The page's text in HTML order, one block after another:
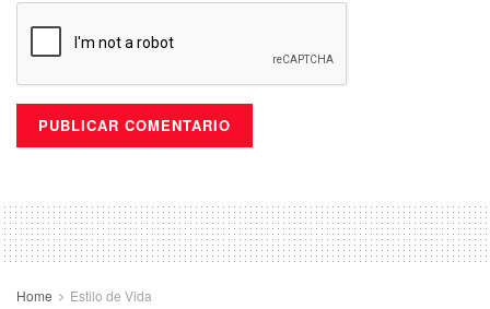
Home Estilo de Vida